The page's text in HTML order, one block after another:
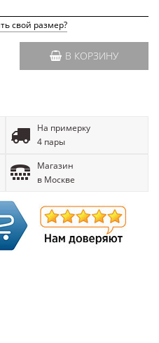
свой размер?
В КОРЗИНУ
На примерку
4 пары
Магазин
в Москве